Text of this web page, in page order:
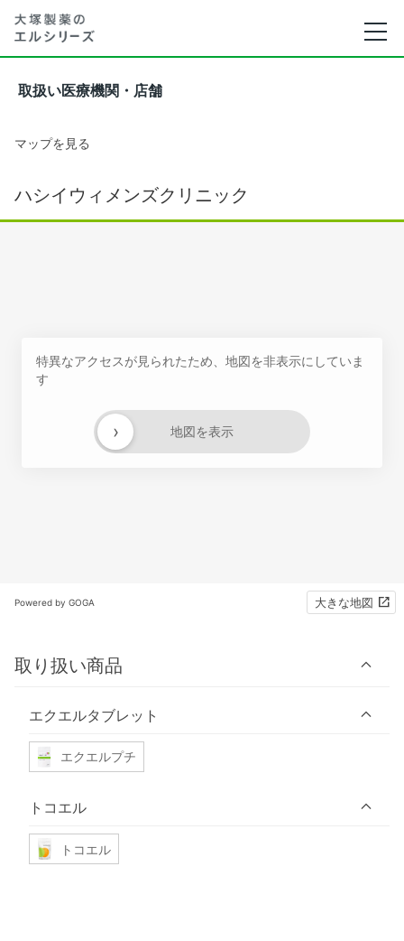
取扱い医療機関・店舗
マップを見る
ハシイウィメンズクリニック
特異なアクセスが見られたため、地図を非表示にしていま
す
地図を表示
›
Powered by GOGA 大きな地図
取り扱い商品
エクエルタブレット
エクエルプチ
トコエル
トコエル